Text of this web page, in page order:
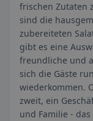
frischen Zutaten
sind die
zubereiteten
gibt es eine
freundliche und
sich die Gäste
wiederkommen.
zweit, ein
und Familie -